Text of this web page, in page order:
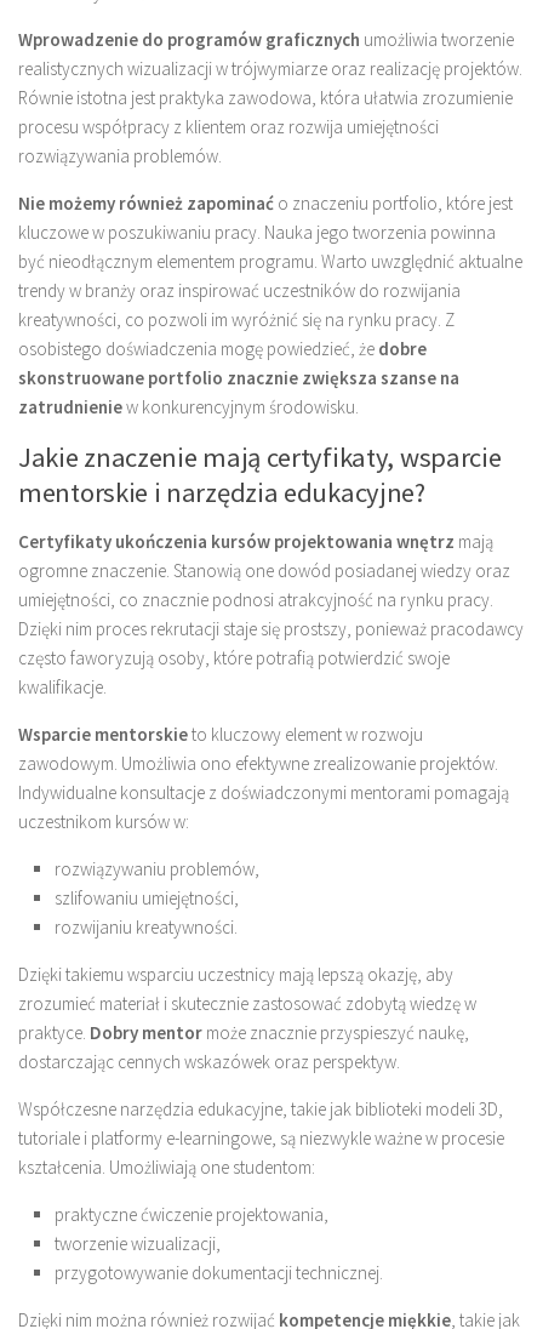
Wprowadzenie do programów graficznych umożliwia tworzenie
realistycznych wizualizacji w trójwymiarze oraz realizację projektów.
Równie istotna jest praktyka zawodowa, która ułatwia zrozumienie
procesu współpracy z klientem oraz rozwija umiejętności
rozwiązywania problemów.
Nie możemy również zapominać o znaczeniu portfolio, które jest
kluczowe w poszukiwaniu pracy. Nauka jego tworzenia powinna
być nieodłącznym elementem programu. Warto uwzględnić aktualne
trendy w branży oraz inspirować uczestników do rozwijania
kreatywności, co pozwoli im wyróżnić się na rynku pracy. Z
osobistego doświadczenia mogę powiedzieć, że dobre
skonstruowane portfolio znacznie zwiększa szanse na
zatrudnieniew konkurencyjnym środowisku.
Jakie znaczenie mają certyfikaty, wsparcie
mentorskie i narzędzia edukacyjne?
Certyfikaty ukończenia kursów projektowania wnętrz mają
ogromne znaczenie. Stanowią one dowód posiadanej wiedzy oraz
umiejętności, co znacznie podnosi atrakcyjność na rynku pracy.
Dzięki nim proces rekrutacji staje się prostszy, ponieważ pracodawcy
często faworyzują osoby, które potrafią potwierdzić swoje
kwalifikacje.
Wsparcie mentorskieto kluczowy element w rozwoju
zawodowym. Umożliwia ono efektywne zrealizowanie projektów.
Indywidualne konsultacje z doświadczonymi mentorami pomagają
uczestnikom kursów w:
rozwiązywaniu problemów,
szlifowaniu umiejętności,
rozwijaniu kreatywności.
Dzięki takiemu wsparciu uczestnicy mają lepszą okazję, aby
zrozumieć materiał i skutecznie zastosować zdobytą wiedzę w
praktyce. Dobry mentor może znacznie przyspieszyć naukę,
dostarczając cennych wskazówek oraz perspektyw.
Współczesne narzędzia edukacyjne, takie jak biblioteki modeli 3D,
tutoriale i platformy e-learningowe, są niezwykle ważne w procesie
kształcenia. Umożliwiają one studentom:
praktyczne ćwiczenie projektowania,
tworzenie wizualizacji,
przygotowywanie dokumentacji technicznej.
Dzięki nim można również rozwijać kompetencje miękkie, takie jak